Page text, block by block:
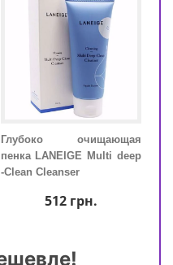
Глубоко очищающая
пенка LANEIGE Multi deep
-Clean Cleanser
512грн.